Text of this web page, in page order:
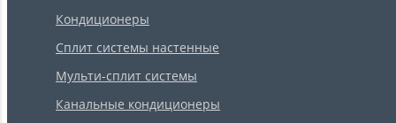
Кондиционеры
Сплит системы настенные
Мульти-сплит системы
Канальные кондиционеры